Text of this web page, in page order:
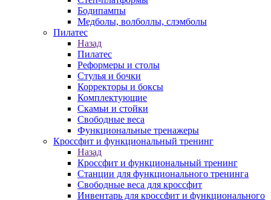
Бодипампы
Медболы, волболлы, слэмболы
Пилатес
Назад
Пилатес
Реформеры и столы
Стулья и бочки
Корректоры и боксы
Комплектующие
Скамьи и стойки
Свободные веса
Функциональные тренажеры
Кроссфит и функциональный тренинг
Назад
Кроссфит и функциональный тренинг
Станции для функционального тренинга
Свободные веса для кроссфит
Инвентарь для кроссфит и функционального